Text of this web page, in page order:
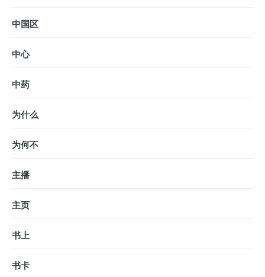
中国区
中心
中药
为什么
为何不
主播
主页
书上
书卡